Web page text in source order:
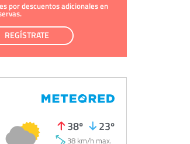
por descuentos adicionales en
REGÍSTRATE
38º 23º
38 km/h max.